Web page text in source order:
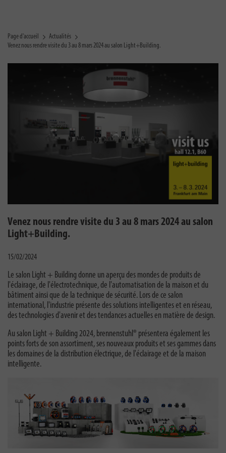
Page d'accueil
Actualités
Venez nous rendre visite du 3 au 8 mars 2024 au salon Light+Building.
Venez nous rendre visite du 3 au 8 mars 2024 au salon
Light+Building.
15/02/2024
Le salon Light + Building donne un aperçu des mondes de produits de
l'éclairage, de l'électrotechnique, de l'automatisation de la maison et du
bâtiment ainsi que de la technique de sécurité. Lors de ce salon
international, l'industrie présente des solutions intelligentes et en réseau,
des technologies d'avenir et des tendances actuelles en matière de design.
Au salon Light + Building 2024, brennenstuhl® présentera également les
points forts de son assortiment, ses nouveaux produits et ses gammes dans
les domaines de la distribution électrique, de l'éclairage et de la maison
intelligente.